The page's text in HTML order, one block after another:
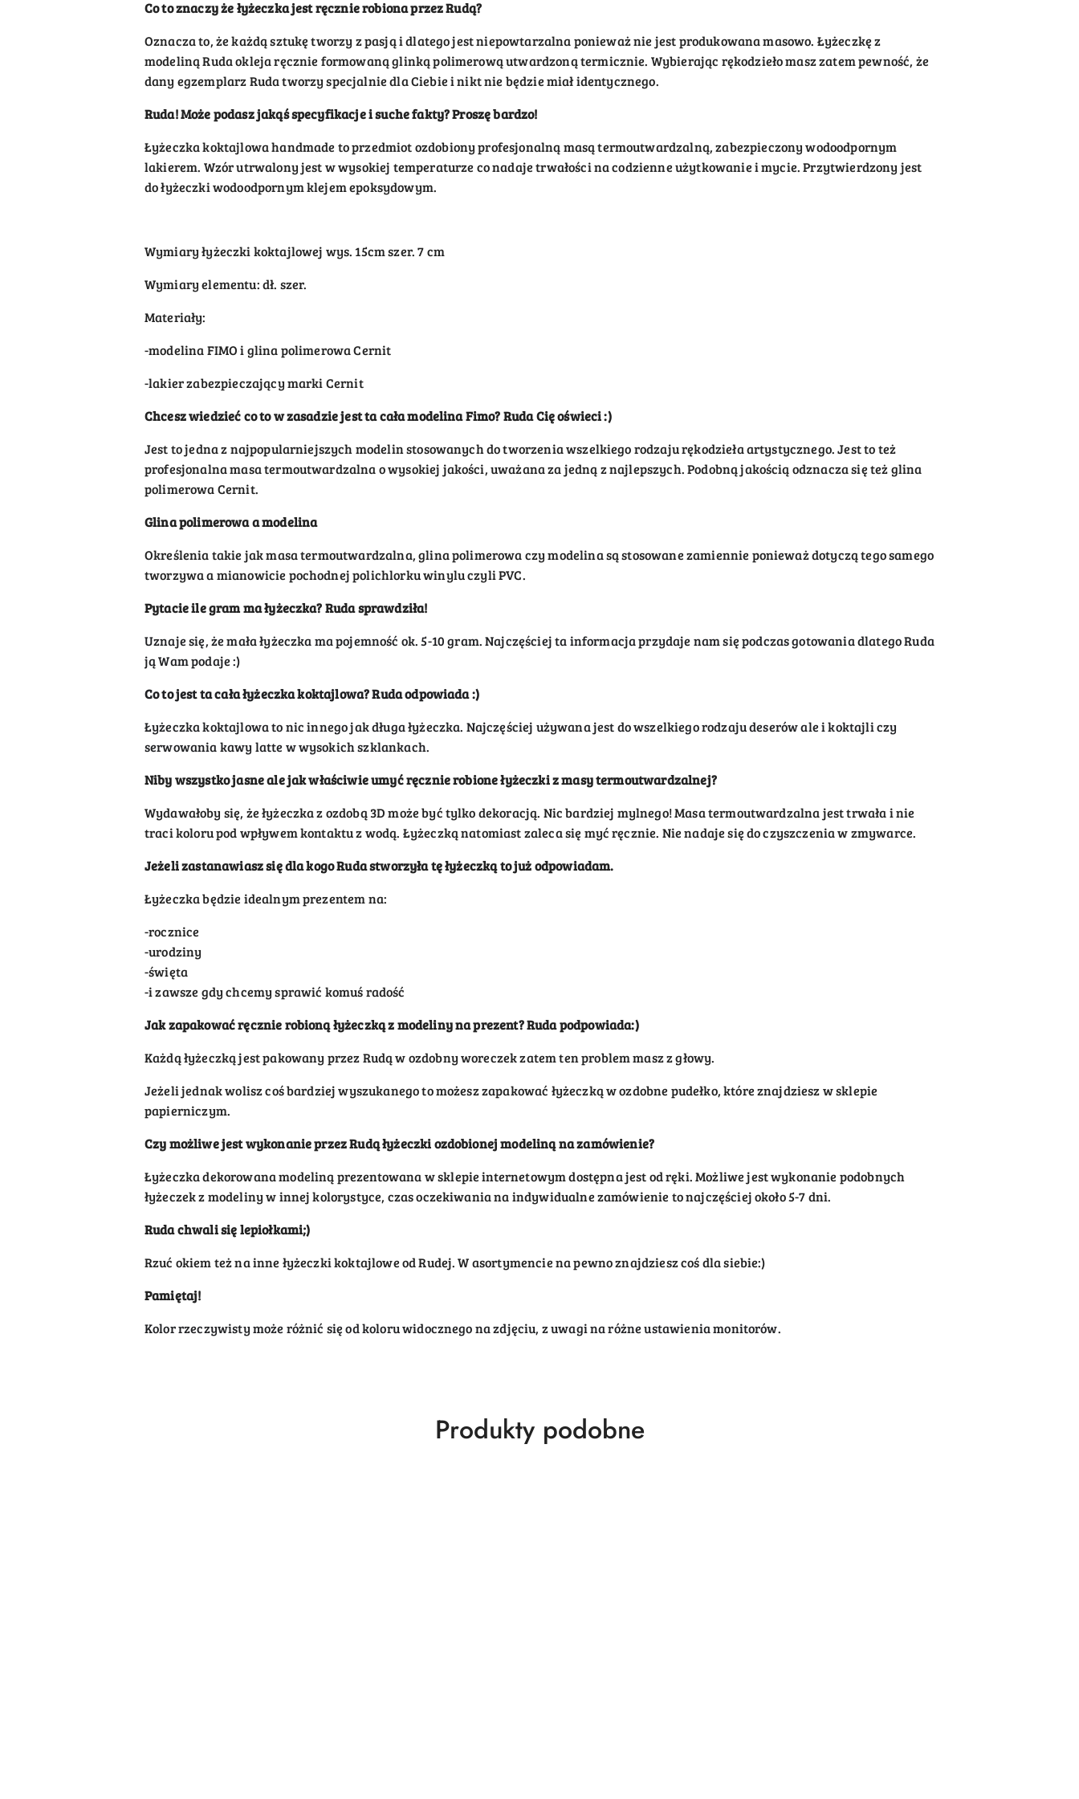
Co to znaczy żełyżeczkajest ręcznie robionaprzez Rudą?
Oznacza to, że każdą sztukę tworzy z pasją i dlatego jest niepowtarzalna ponieważ nie jest produkowana masowo. Łyżeczkę z
modeliną Ruda okleja ręcznie formowaną glinką polimerową utwardzoną termicznie. Wybierając rękodzieło masz zatem pewność, że
dany egzemplarz Ruda tworzy specjalnie dla Ciebie i nikt nie będzie miał identycznego.
Ruda! Może podasz jakąś specyfikacje i suche fakty? Proszę bardzo!
Łyżeczka koktajlowa handmade to przedmiot ozdobiony profesjonalną masą termoutwardzalną, zabezpieczony wodoodpornym
lakierem. Wzór utrwalony jest w wysokiej temperaturze co nadaje trwałości na codzienne użytkowanie i mycie. Przytwierdzony jest
do łyżeczki wodoodpornym klejem epoksydowym.
Wymiary łyżeczki koktajlowej wys. 15cm szer. 7 cm
Wymiary elementu: dł. szer.
Materiały:
-modelina FIMO i glina polimerowa Cernit
-lakier zabezpieczający marki Cernit
Chcesz wiedzieć co to w zasadzie jest ta cała modelina Fimo? Ruda Cię oświeci :)
Jest to jedna z najpopularniejszych modelin stosowanych do tworzenia wszelkiego rodzaju rękodzieła artystycznego. Jest to też
profesjonalna masa termoutwardzalna o wysokiej jakości, uważana za jedną z najlepszych. Podobną jakością odznacza się też glina
polimerowa Cernit.
Glina polimerowa a modelina
Określenia takie jak masa termoutwardzalna, glina polimerowa czy modelina są stosowane zamiennie ponieważ dotyczą tego samego
tworzywa a mianowicie pochodnej polichlorku winylu czyli PVC.
Pytacie ile gram ma łyżeczka? Ruda sprawdziła!
Uznaje się, że mała łyżeczka mapojemność ok.5-10 gram.Najczęściej ta informacja przydaje nam się podczas gotowania dlatego Ruda
ją Wam podaje :)
Co to jest ta cała łyżeczka koktajlowa? Ruda odpowiada :)
Łyżeczka koktajlowa to nic innego jak długa łyżeczka. Najczęściej używana jest do wszelkiego rodzaju deserów ale i koktajli czy
serwowania kawy latte w wysokich szklankach.
Niby wszystko jasne alejak właściwie umyć ręcznie robionełyżeczkiz masy termoutwardzalnej?
Wydawałoby się, że łyżeczka z ozdobą 3D może być tylko dekoracją. Nic bardziej mylnego! Masa termoutwardzalna jest trwała i nie
traci koloru pod wpływem kontaktu z wodą. Łyżeczką natomiast zaleca się myć ręcznie. Nie nadaje się do czyszczenia w zmywarce.
Jeżeli zastanawiasz się dla kogo Ruda stworzyła tę łyżeczkąto już odpowiadam.
Łyżeczka będzie idealnym prezentem na:
-rocznice
-urodziny
-święta
-i zawsze gdy chcemy sprawić komuś radość
Jak zapakować ręcznie robioną łyżeczkąz modeliny na prezent?Ruda podpowiada:)
Każdą łyżeczką jest pakowany przez Rudą w ozdobny woreczek zatem ten problem masz z głowy.
Jeżeli jednak wolisz coś bardziej wyszukanego to możesz zapakować łyżeczką w ozdobne pudełko, które znajdziesz w sklepie
papierniczym.
Czy możliwe jest wykonanie przez Rudąłyżeczkiozdobionejmodeliną na zamówienie?
Łyżeczka dekorowana modeliną prezentowana w sklepie internetowym dostępna jest od ręki. Możliwe jest wykonanie podobnych
łyżeczek z modeliny w innej kolorystyce, czas oczekiwania na indywidualne zamówienie to najczęściej około 5-7 dni.
Ruda chwali się lepiołkami;)
Rzuć okiem też na inne łyżeczki koktajlowe od Rudej. W asortymencie na pewno znajdziesz coś dla siebie:)
Pamiętaj!
Kolor rzeczywisty może różnić się od koloru widocznego na zdjęciu, z uwagi na różne ustawienia monitorów.
Produkty
Produkty podobne